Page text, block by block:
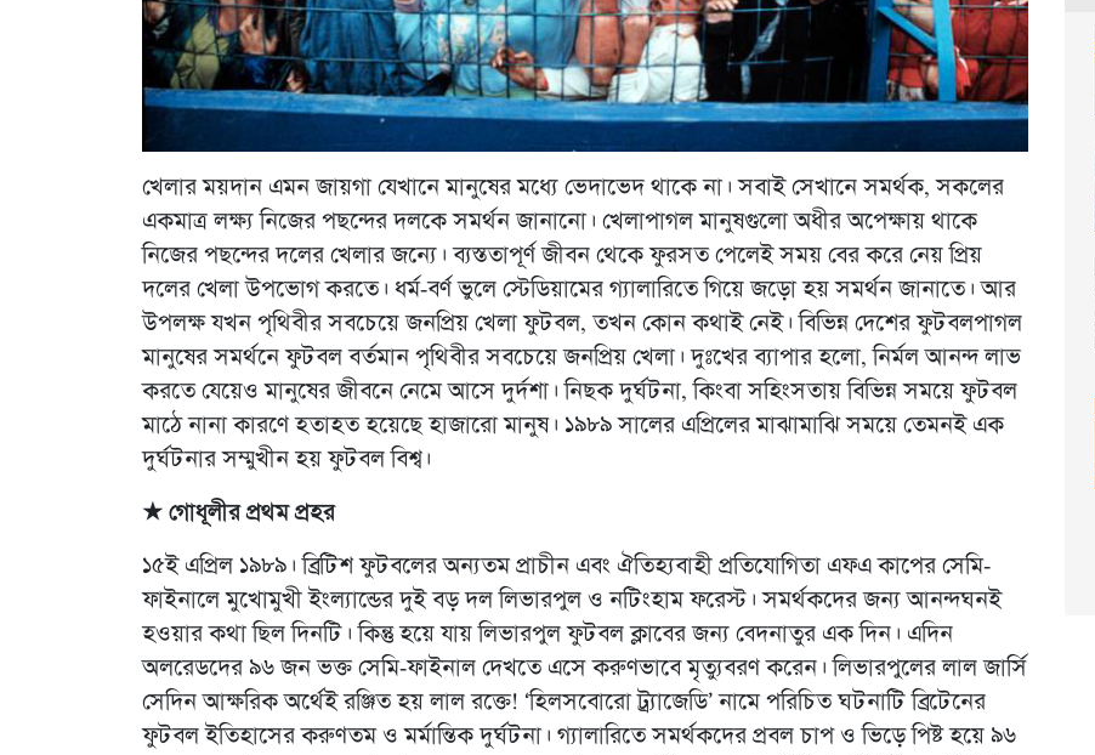
খেলার ময়দান এমন জায়গা যেখানে মানুষের মধ্যে ভেদাভেদ থাকে না। সবাই সেখানে সমর্থক, সকলের
একমাত্র লক্ষ্য নিজের পছন্দের দলকে সমর্থন জানানো। খেলাপাগল মানুষগুলো অধীর অপেক্ষায় থাকে
নিজের পছন্দের দলের খেলার জন্যে। ব্যস্ততাপূর্ণ জীবন থেকে ফুরসত পেলেই সময় বের করে নেয় প্রিয়
দলের খেলা উপভোগ করতে। ধর্ম-বর্ণ ভুলে স্টেডিয়ামের গ্যালারিতে গিয়ে জড়ো হয় সমর্থন জানাতে। আর
উপলক্ষ যখন পৃথিবীর সবচেয়ে জনপ্রিয় খেলা ফুটবল, তখন কোন কথাই নেই। বিভিন্ন দেশের ফুটবলপাগল
মানুষের সমর্থনে ফুটবল বর্তমান পৃথিবীর সবচেয়ে জনপ্রিয় খেলা। দুঃখের ব্যাপার হলো, নির্মল আনন্দ লাভ
করতে যেয়েও মানুষের জীবনে নেমে আসে দুর্দশা। নিছক দুর্ঘটনা, কিংবা সহিংসতায় বিভিন্ন সময়ে ফুটবল
মাঠে নানা কারণে হতাহত হয়েছে হাজারো মানুষ। ১৯৮৯ সালের এপ্রিলের মাঝামাঝি সময়ে তেমনই এক
দুর্ঘটনার সম্মুখীন হয় ফুটবল বিশ্ব।
★ গোধূলীর প্রথম প্রহর
১৫ই এপ্রিল ১৯৮৯। ব্রিটিশ ফুটবলের অন্যতম প্রাচীন এবং ঐতিহ্যবাহী প্রতিযোগিতা এফএ কাপের সেমি-
ফাইনালে মুখোমুখী ইংল্যান্ডের দুই বড় দল লিভারপুল ও নটিংহাম ফরেস্ট। সমর্থকদের জন্য আনন্দঘনই
হওয়ার কথা ছিল দিনটি। কিন্তু হয়ে যায় লিভারপুল ফুটবল ক্লাবের জন্য বেদনাতুর এক দিন। এদিন
অলরেডদের ৯৬ জন ভক্ত সেমি-ফাইনাল দেখতে এসে করুণভাবে মৃত্যুবরণ করেন। লিভারপুলের লাল জার্সি
সেদিন আক্ষরিক অর্থেই রঞ্জিত হয় লাল রক্তে! ‘হিলসবোরো ট্র্যাজেডি’ নামে পরিচিত ঘটনাটি ব্রিটেনের
ফুটবল ইতিহাসের করুণতম ও মর্মান্তিক দুর্ঘটনা। গ্যালারিতে সমর্থকদের প্রবল চাপ ও ভিড়ে পিষ্ট হয়ে ৯৬